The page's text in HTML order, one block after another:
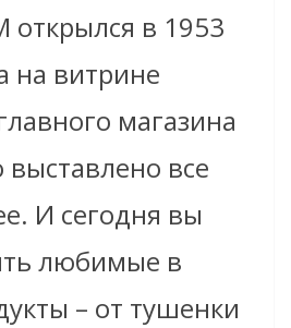
открылся в 1953
на витрине
магазина
все
И сегодня вы
любимые в
– от тушенки